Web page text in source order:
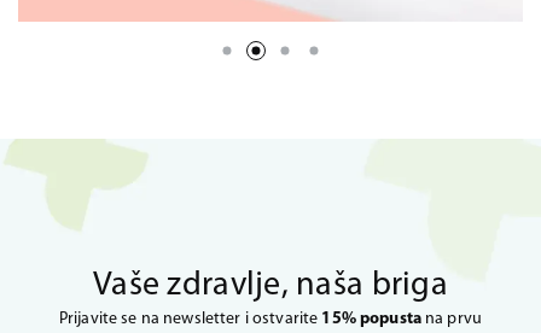
Vaše zdravlje, naša briga
Prijavite se na newsletter i ostvarite 15% popustana prvu